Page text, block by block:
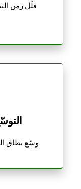
قلّل زمن
وسّع نطاق